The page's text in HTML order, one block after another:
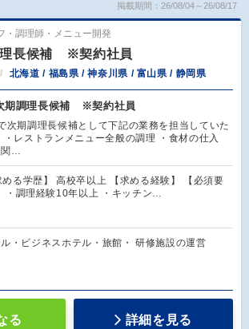
掲載期間：26/08/04～26/08/17
・調理師・メニュー開発
理長候補 ※契約社員
北海道 / 福島県 / 神奈川県 / 富山県 / 静岡県
期調理長候補 ※契約社員
次期調理長候補として下記の業務を担当していた
・レストランメニュー全般の調理 ・食材の仕入
関…
める学歴】 高校卒以上 【求める経験】 【必須要
・調理経験10年以上 ・キッチン…
・ビジネスホテル・旅館・ 研修施設の運営
る 詳細を見る